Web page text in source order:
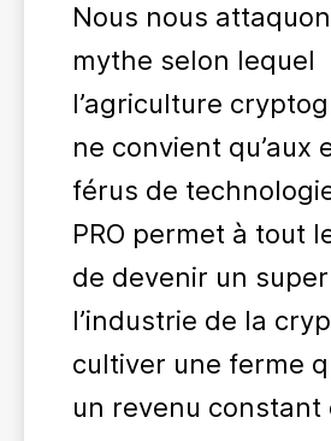
Nous nous
mythe selon lequel
l’agriculture
ne convient qu’aux
férus de
PRO permet à tout
de devenir un
l’industrie de la
cultiver une ferme
un revenu constant